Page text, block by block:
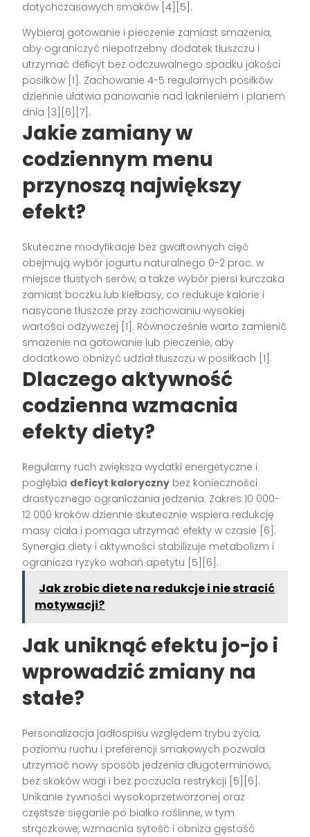
dotychczasowych smaków [4][5].
Wybieraj gotowanie i pieczenie zamiast smażenia,
aby ograniczyć niepotrzebny dodatek tłuszczu i
utrzymać deficyt bez odczuwalnego spadku jakości
posiłków [1]. Zachowanie 4-5 regularnych posiłków
dziennie ułatwia panowanie nad łaknieniem i planem
dnia [3][6][7].
Jakie zamiany w
codziennym menu
przynoszą największy
efekt?
Skuteczne modyfikacje bez gwałtownych cięć
obejmują wybór jogurtu naturalnego 0-2 proc. w
miejsce tłustych serów, a także wybór piersi kurczaka
zamiast boczku lub kiełbasy, co redukuje kalorie i
nasycone tłuszcze przy zachowaniu wysokiej
wartości odżywczej [1]. Równocześnie warto zamienić
smażenie na gotowanie lub pieczenie, aby
dodatkowo obniżyć udział tłuszczu w posiłkach [1].
Dlaczego aktywność
codzienna wzmacnia
efekty diety?
Regularny ruch zwiększa wydatki energetyczne i
pogłębia deficyt kaloryczny bez konieczności
drastycznego ograniczania jedzenia. Zakres 10 000-
12 000 kroków dziennie skutecznie wspiera redukcję
masy ciała i pomaga utrzymać efekty w czasie [6].
Synergia diety i aktywności stabilizuje metabolizm i
ogranicza ryzyko wahań apetytu [5][6].
Jak zrobic diete na redukcje i nie stracić
motywacji?
Jak uniknąć efektu jo-jo i
wprowadzić zmiany na
stałe?
Personalizacja jadłospisu względem trybu życia,
poziomu ruchu i preferencji smakowych pozwala
utrzymać nowy sposób jedzenia długoterminowo,
bez skoków wagi i bez poczucia restrykcji [5][6].
Unikanie żywności wysokoprzetworzonej oraz
częstsze sięganie po białko roślinne, w tym
strączkowe, wzmacnia sytość i obniża gęstość